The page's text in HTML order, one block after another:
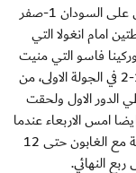
وهو الفوز الثاني على التوالي لساحل العاج بعد الاول على السودان 1-صفر
6 نقاط بفارق نقطتين امام انغولا التي
بقيت بوركينا فاسو التي منيت
بالخسارة الثانية على التوالي بعد الاولى امام انغولا 1-2 في الجولة الاولى، من
الدور الاول ولحقت
امس الاربعاء عندما
سقطت 1-2 امام غينيا الاستوائية المضيفة مشاركة مع الغابون حتى 12
النهائي.